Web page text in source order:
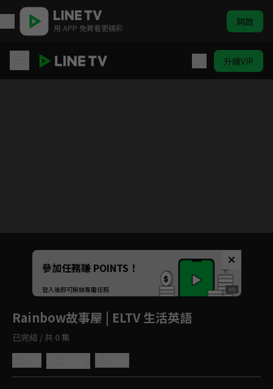
用 APP 免費看更精彩 開啟
升級VIP
Unmute
如有不便請見諒
參加任務賺 POINTS！
登入後即可解鎖專屬任務
Rainbow故事屋 | ELTV 生活英語
已完結 / 共 0 集